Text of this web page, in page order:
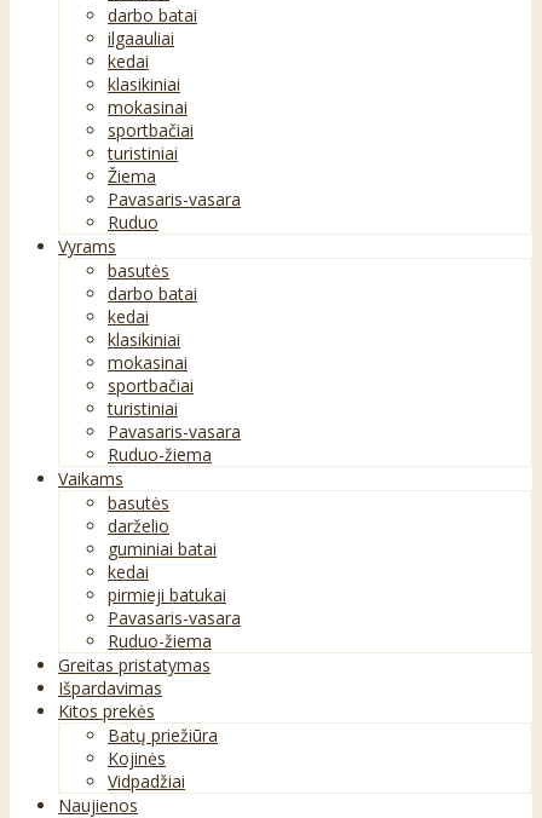
darbo batai
ilgaauliai
kedai
klasikiniai
mokasinai
sportbačiai
turistiniai
Žiema
Pavasaris-vasara
Ruduo
Vyrams
basutės
darbo batai
kedai
klasikiniai
mokasinai
sportbačiai
turistiniai
Pavasaris-vasara
Ruduo-žiema
Vaikams
basutės
darželio
guminiai batai
kedai
pirmieji batukai
Pavasaris-vasara
Ruduo-žiema
Greitas pristatymas
Išpardavimas
Kitos prekės
Batų priežiūra
Kojinės
Vidpadžiai
Naujienos